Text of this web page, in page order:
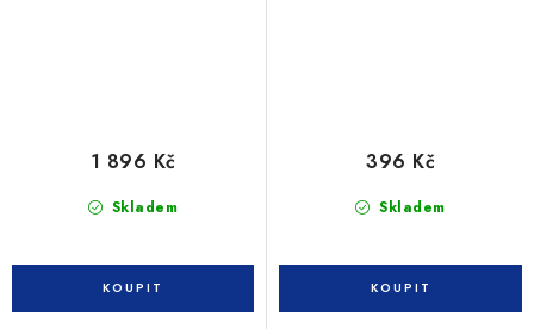
Skladem
1 896 Kč
Skladem
396 Kč